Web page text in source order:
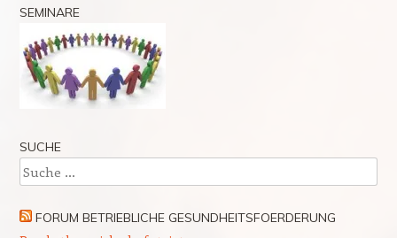
SEMINARE
SUCHE
Suche
FORUM BETRIEBLICHE GESUNDHEITSFOERDERUNG